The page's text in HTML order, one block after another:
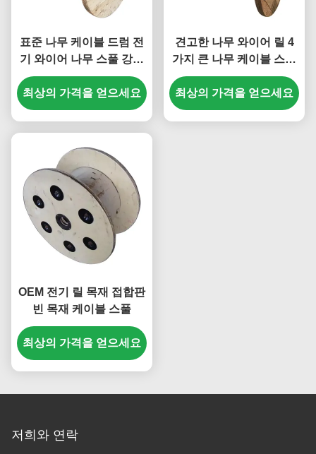
표준 나무 케이블 드럼 전
기 와이어 나무 스풀 강한
부하 용량
최상의 가격을 얻으세요
견고한 나무 와이어 릴 4
가지 큰 나무 케이블 스풀
내구성
최상의 가격을 얻으세요
OEM 전기 릴 목재 접합판
빈 목재 케이블 스풀
최상의 가격을 얻으세요
저희와 연락